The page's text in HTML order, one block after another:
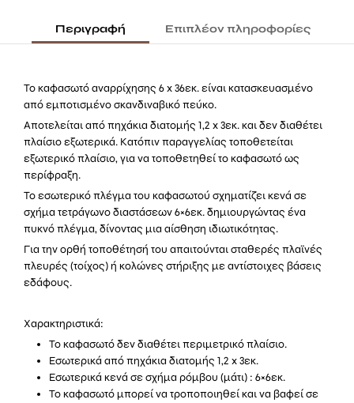
Περιγραφή Επιπλέον πληροφορίες
Το καφασωτό αναρρίχησης 6 x 36εκ. είναι κατασκευασμένο
από εμποτισμένο σκανδιναβικό πεύκο.
Αποτελείται από πηχάκια διατομής 1,2 x 3εκ. και δεν διαθέτει
πλαίσιο εξωτερικά. Κατόπιν παραγγελίας τοποθετείται
εξωτερικό πλαίσιο, για να τοποθετηθεί το καφασωτό ως
περίφραξη.
Το εσωτερικό πλέγμα του καφασωτού σχηματίζει κενά σε
σχήμα τετράγωνο διαστάσεων 6×6εκ. δημιουργώντας ένα
πυκνό πλέγμα, δίνοντας μια αίσθηση ιδιωτικότητας.
Για την ορθή τοποθέτησή του απαιτούνται σταθερές πλαϊνές
πλευρές (τοίχος) ή κολώνες στήριξης με αντίστοιχες βάσεις
εδάφους.
Χαρακτηριστικά:
Το καφασωτό δεν διαθέτει περιμετρικό πλαίσιο.
Εσωτερικά από πηχάκια διατομής 1,2 x 3εκ.
Εσωτερικά κενά σε σχήμα ρόμβου (μάτι) : 6×6εκ.
Το καφασωτό μπορεί να τροποποιηθεί και να βαφεί σε